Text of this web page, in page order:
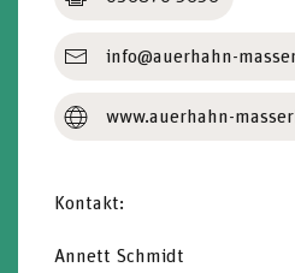
info@auerhahn-
www.auerhahn-
Kontakt:
Annett Schmidt